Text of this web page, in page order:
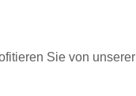
Sie von unserer